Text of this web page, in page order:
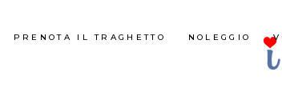
PRENOTA IL TRAGHETTO NOLEGGIO